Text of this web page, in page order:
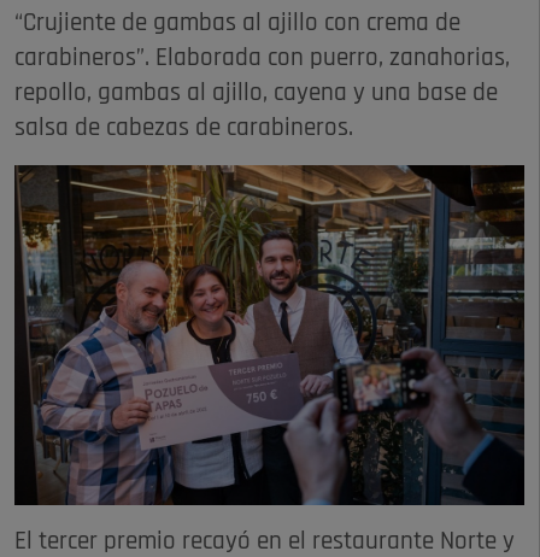
“Crujiente de gambas al ajillo con crema de
carabineros”. Elaborada con puerro, zanahorias,
repollo, gambas al ajillo, cayena y una base de
salsa de cabezas de carabineros.
El tercer premio recayó en el restaurante Norte y